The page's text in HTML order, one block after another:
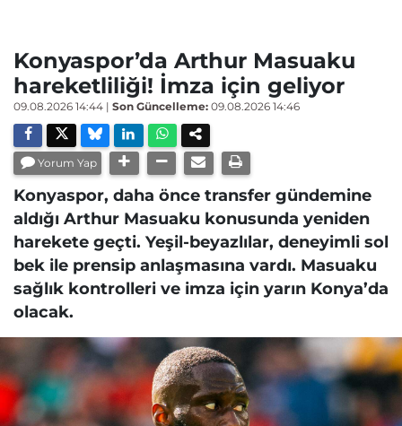
Konyaspor’da Arthur Masuaku
hareketliliği! İmza için geliyor
09.08.2026 14:44 | Son Güncelleme: 09.08.2026 14:46
Yorum Yap
Konyaspor, daha önce transfer gündemine
aldığı Arthur Masuaku konusunda yeniden
harekete geçti. Yeşil-beyazlılar, deneyimli sol
bek ile prensip anlaşmasına vardı. Masuaku
sağlık kontrolleri ve imza için yarın Konya’da
olacak.